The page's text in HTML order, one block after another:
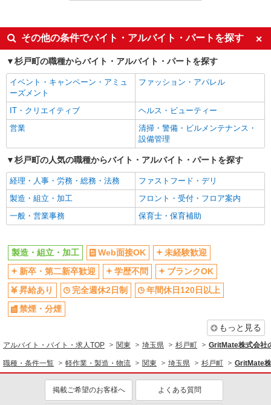
未経験歓迎
車通勤OK
交通費支給
社会保険あり
社宅・寮あり
その他の条件でバイト・アルバイト・パートを探す
杉戸町の職種からバイト・アルバイト・パートを探す
イベント・キャンペーン・アミュ
ーズメント
ファッション・アパレル
IT・クリエイティブ
ヘルス・ビューティー
営業
清掃・警備・ビルメンテナンス・
設備管理
杉戸町の人気の職種からバイト・アルバイト・パートを探す
経理・人事・労務・総務・法務
ファストフード・デリ
製造・組立・加工
フロント・受付・フロア案内
一般・営業事務
保育士・保育補助
製造・組立・加工 Web面接OK
未経験歓迎
新卒・第二新卒歓迎
学歴不問
ブランクOK
昇給あり
完全週休2日制
年間休日120日以上
禁煙・分煙
もっと見る
アルバイト・バイト・求人TOP 関東 埼玉県 杉戸町 GritMate株式会社
職種・条件一覧 軽作業・製造・物流 関東 埼玉県 杉戸町 GritMate
掲載ご希望のお客様へ よくある質問